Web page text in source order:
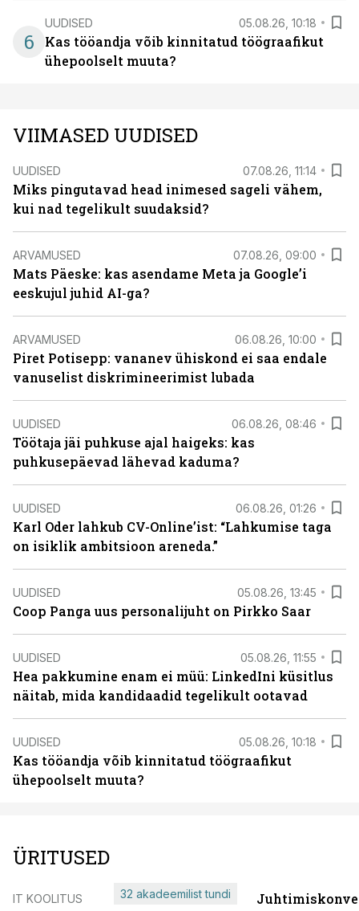
6
UUDISED 05.08.26, 10:18
Kas tööandja võib kinnitatud töögraafikut
ühepoolselt muuta?
VIIMASED UUDISED
UUDISED 07.08.26, 11:14
Miks pingutavad head inimesed sageli vähem,
kui nad tegelikult suudaksid?
ARVAMUSED 07.08.26, 09:00
Mats Päeske: kas asendame Meta ja Google’i
eeskujul juhid AI-ga?
ARVAMUSED 06.08.26, 10:00
Piret Potisepp: vananev ühiskond ei saa endale
vanuselist diskrimineerimist lubada
UUDISED 06.08.26, 08:46
Töötaja jäi puhkuse ajal haigeks: kas
puhkusepäevad lähevad kaduma?
UUDISED 06.08.26, 01:26
Karl Oder lahkub CV-Online’ist: “Lahkumise taga
on isiklik ambitsioon areneda.”
UUDISED 05.08.26, 13:45
Coop Panga uus personalijuht on Pirkko Saar
UUDISED 05.08.26, 11:55
Hea pakkumine enam ei müü: LinkedIni küsitlus
näitab, mida kandidaadid tegelikult ootavad
UUDISED 05.08.26, 10:18
Kas tööandja võib kinnitatud töögraafikut
ühepoolselt muuta?
ÜRITUSED
IT KOOLITUS 32 akadeemilist tundi